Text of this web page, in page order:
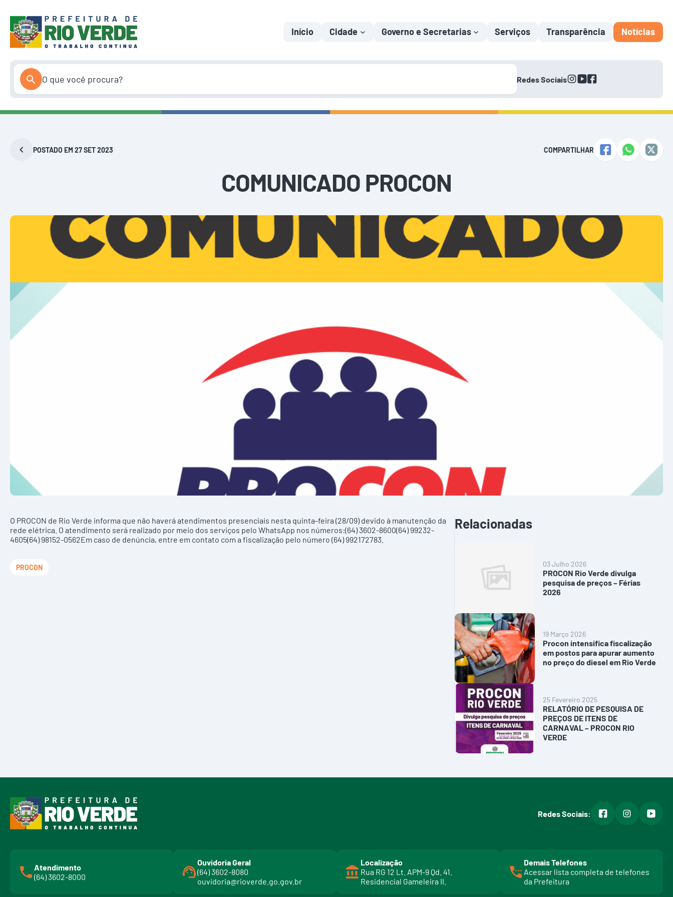
para
conteúdo
Início Cidade Governo e Secretarias Serviços Transparência Notícias
Redes Sociaisinstagram
youtube
facebook
POSTADO EM 27 SET 2023 COMPARTILHAR
COMUNICADO PROCON
O PROCON de Rio Verde informa que não haverá atendimentos presenciais nesta quinta-feira (28/09) devido à manutenção da
rede elétrica. O atendimento será realizado por meio dos serviços pelo WhatsApp nos números:(64) 3602-8600(64) 99232-
4605(64) 98152-0562Em caso de denúncia, entre em contato com a fiscalização pelo número (64) 992172783.
PROCON
Relacionadas
03 Julho 2026
PROCON Rio Verde divulga
pesquisa de preços – Férias
2026
19 Março 2026
Procon intensifica fiscalização
em postos para apurar aumento
no preço do diesel em Rio Verde
25 Fevereiro 2025
RELATÓRIO DE PESQUISA DE
PREÇOS DE ITENS DE
CARNAVAL – PROCON RIO
VERDE
Redes Sociais: facebookinstagram
Atendimento
(64) 3602-8000
Ouvidoria Geral
(64) 3602-8080
ouvidoria@rioverde.go.gov.br
Localização
Rua RG 12 Lt. APM-9 Qd. 41.
Residencial Gameleira II.
Demais Telefones
Acessar lista completa de telefones
da Prefeitura
l
i